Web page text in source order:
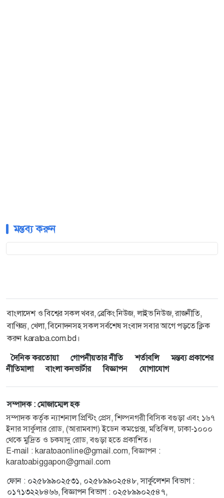
মন্তব্য করুন
বাংলাদেশ ও বিশ্বের সকল খবর, ব্রেকিং নিউজ, লাইভ নিউজ, রাজনীতি,
বাণিজ্য, খেলা, বিনোদনসহ সকল সর্বশেষ সংবাদ সবার আগে পড়তে ক্লিক
করুন karatoa.com.bd।
দৈনিক করতোয়া
গোপনীয়তার নীতি শর্তাবলি
মন্তব্য প্রকাশের
নীতিমালা
বাংলা কনভার্টার বিজ্ঞাপন যোগাযোগ
সম্পাদক : মোজাম্মেল হক
সম্পাদক কর্তৃক ন্যাশনাল প্রিন্টিং প্রেস, শিল্পনগরী বিসিক বগুড়া এবং ১৬৭
ইনার সার্কুলার রোড, (আরামবাগ) ইডেন কমপ্লেক্স, মতিঝিল, ঢাকা-১০০০
থেকে মুদ্রিত ও চকযাদু রোড, বগুড়া হতে প্রকাশিত।
E-mail : karatoaonline@gmail.com, বিজ্ঞাপন :
karatoabiggapon@gmail.com
ফোন : ০২৫৮৯৯০২৫৩১, ০২৫৮৯৯০২৫৪৮, সার্কুলেশন বিভাগ :
০১৭১৩২২৮৪৬৬, বিজ্ঞাপন বিভাগ : ০২৫৮৯৯০২৫৪৭,